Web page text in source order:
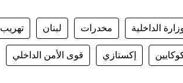
الداخلية مخدرات لبنان تهريب
إكستازي قوى الأمن الداخلي